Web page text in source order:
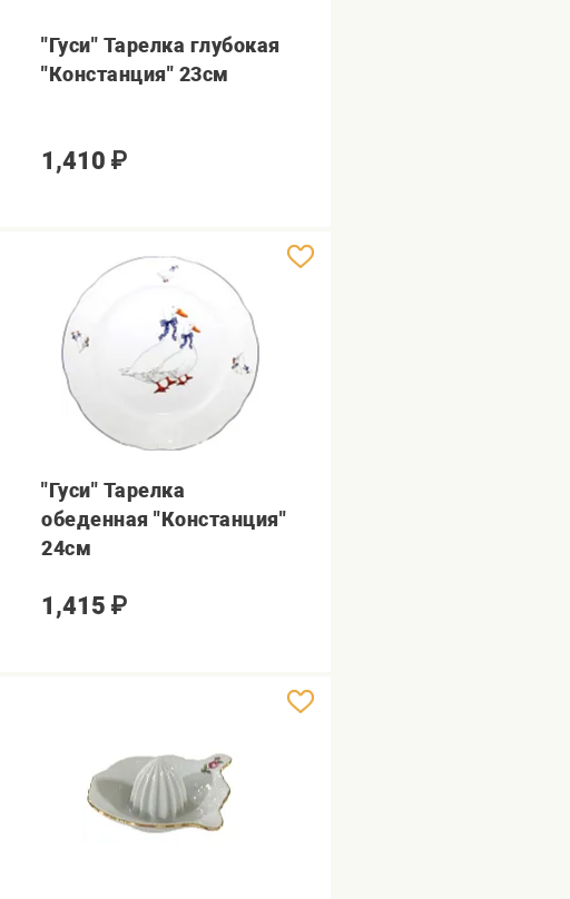
"Гуси" Тарелка глубокая
"Констанция" 23см
1,410 ₽
"Гуси" Тарелка
обеденная "Констанция"
24см
1,415 ₽